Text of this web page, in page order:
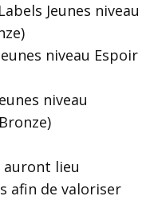
Jeunes niveau
niveau Espoir
niveau
auront lieu
afin de valoriser